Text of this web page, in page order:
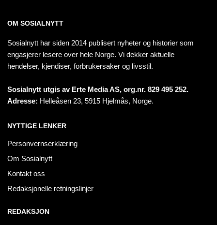
OM SOSIALNYTT
Sosialnytt har siden 2014 publisert nyheter og historier som
engasjerer lesere over hele Norge. Vi dekker aktuelle
hendelser, kjendiser, forbrukersaker og livsstil.
Sosialnytt utgis av Erte Media AS, org.nr. 829 495 252.
Adresse: Helleåsen 23, 5915 Hjelmås, Norge.
NYTTIGE LENKER
Personvernserklæring
Om Sosialnytt
Kontakt oss
Redaksjonelle retningslinjer
REDAKSJON